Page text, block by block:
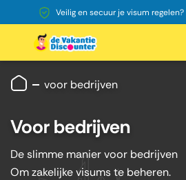
Veilig en secuur je visum regelen?
voor bedrijven
Voor bedrijven
De slimme manier voor bedrijven
Om zakelijke visums te beheren.